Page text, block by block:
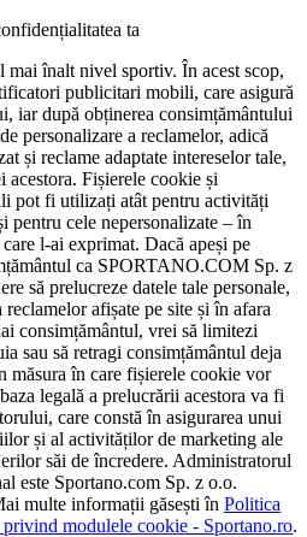
ta
înalt nivel sportiv. În acest scop,
publicitari mobili, care asigură
iar după obținerea consimțământului
personalizare a reclamelor, adică
și reclame adaptate intereselor tale,
acestora. Fișierele cookie și
pot fi utilizați atât pentru activități
pentru cele nepersonalizate – în
l-ai exprimat. Dacă apeși pe
ca SPORTANO.COM Sp. z
să prelucreze datele tale personale,
afișate pe site și în afara
consimțământul, vrei să limitezi
sau să retragi consimțământul deja
măsura în care fișierele cookie vor
legală a prelucrării acestora va fi
care constă în asigurarea unui
și al activităților de marketing ale
săi de încredere. Administratorul
este Sportano.com Sp. z o.o.
multe informații găsești în Politica
modulele cookie - Sportano.ro.